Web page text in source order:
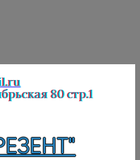
80 стр.1